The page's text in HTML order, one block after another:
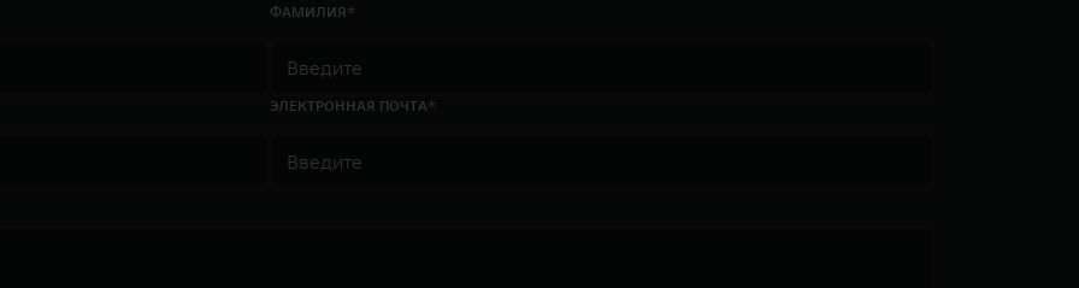
ФАМИЛИЯ
ЭЛЕКТРОННАЯ ПОЧТА